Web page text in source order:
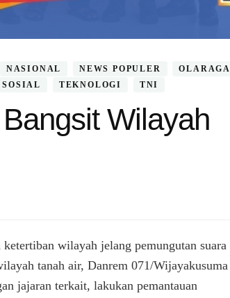
NASIONAL NEWS POPULER
OLARAGA
SOSIAL TEKNOLOGI TNI
Wilayah
wilayah jelang pemungutan suara
tanah air, Danrem 071/Wijayakusuma
jajaran terkait, lakukan pemantauan